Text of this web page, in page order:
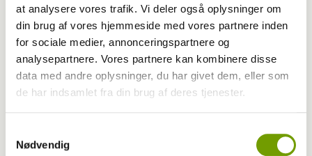
at analysere vores trafik. Vi deler også oplysninger om
din brug af vores hjemmeside med vores partnere inden
for sociale medier, annonceringspartnere og
analysepartnere. Vores partnere kan kombinere disse
data med andre oplysninger, du har givet dem, eller som
de har indsamlet fra din brug af deres tjenester.
Nødvendig
Dyrlæge/sundhed
Urinkrystaller: Hvad er det?